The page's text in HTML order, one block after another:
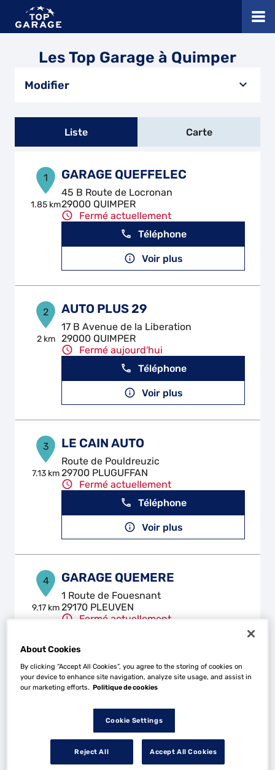
Les Top Garage à Quimper
Modifier
Liste Carte
1
1.85 km
GARAGE QUEFFELEC
45 B Route de Locronan
29000 QUIMPER
Fermé actuellement
Téléphone
Voir plus
2
2 km
AUTO PLUS 29
17 B Avenue de la Liberation
29000 QUIMPER
Fermé aujourd'hui
Téléphone
Voir plus
3
7.13 km
LE CAIN AUTO
Route de Pouldreuzic
29700 PLUGUFFAN
Fermé actuellement
Téléphone
Voir plus
4
9.17 km
GARAGE QUEMERE
1 Route de Fouesnant
29170 PLEUVEN
Fermé actuellement
Voir plus
14.24
MV AUTO
61 B Rue Gen de Gaulle
29510 BRIEC
Fermé aujourd'hui
About Cookies
By clicking “Accept All Cookies”, you agree to the storing of cookies on
your device to enhance site navigation, analyze site usage, and assist in
our marketing efforts. Politique de cookies
Cookie Settings
Reject All Accept All Cookies